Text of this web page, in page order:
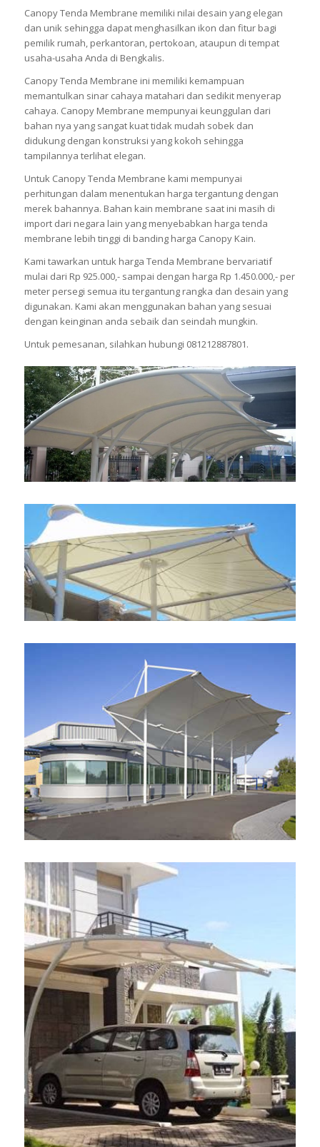
Canopy Tenda Membrane memiliki nilai desain yang elegan
dan unik sehingga dapat menghasilkan ikon dan fitur bagi
pemilik rumah, perkantoran, pertokoan, ataupun di tempat
usaha-usaha Anda di Bengkalis.
Canopy Tenda Membrane ini memiliki kemampuan
memantulkan sinar cahaya matahari dan sedikit menyerap
cahaya. Canopy Membrane mempunyai keunggulan dari
bahan nya yang sangat kuat tidak mudah sobek dan
didukung dengan konstruksi yang kokoh sehingga
tampilannya terlihat elegan.
Untuk Canopy Tenda Membrane kami mempunyai
perhitungan dalam menentukan harga tergantung dengan
merek bahannya. Bahan kain membrane saat ini masih di
import dari negara lain yang menyebabkan harga tenda
membrane lebih tinggi di banding harga Canopy Kain.
Kami tawarkan untuk harga Tenda Membrane bervariatif
mulai dari Rp 925.000,- sampai dengan harga Rp 1.450.000,- per
meter persegi semua itu tergantung rangka dan desain yang
digunakan. Kami akan menggunakan bahan yang sesuai
dengan keinginan anda sebaik dan seindah mungkin.
Untuk pemesanan, silahkan hubungi 081212887801.